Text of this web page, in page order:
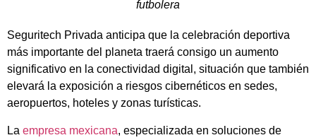
futbolera
Seguritech Privada anticipa que la celebración deportiva
más importante del planeta traerá consigo un aumento
significativo en la conectividad digital, situación que también
elevará la exposición a riesgos cibernéticos en sedes,
aeropuertos, hoteles y zonas turísticas.
La empresa mexicana, especializada en soluciones de